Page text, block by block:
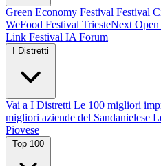
Green Economy Festival Festival
WeFood Festival TriesteNext
Link Festival IA Forum
I Distretti
Vai a I Distretti Le 100 migliori
migliori aziende del Sandanielese
Piovese
Top 100